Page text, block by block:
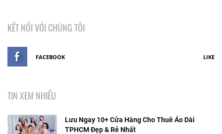
KẾT NỐI VỚI CHÚNG TÔI
FACEBOOK LIKE
TIN XEM NHIỀU
Lưu Ngay 10+ Cửa Hàng Cho Thuê Áo Dài
TPHCM Đẹp & Rẻ Nhất